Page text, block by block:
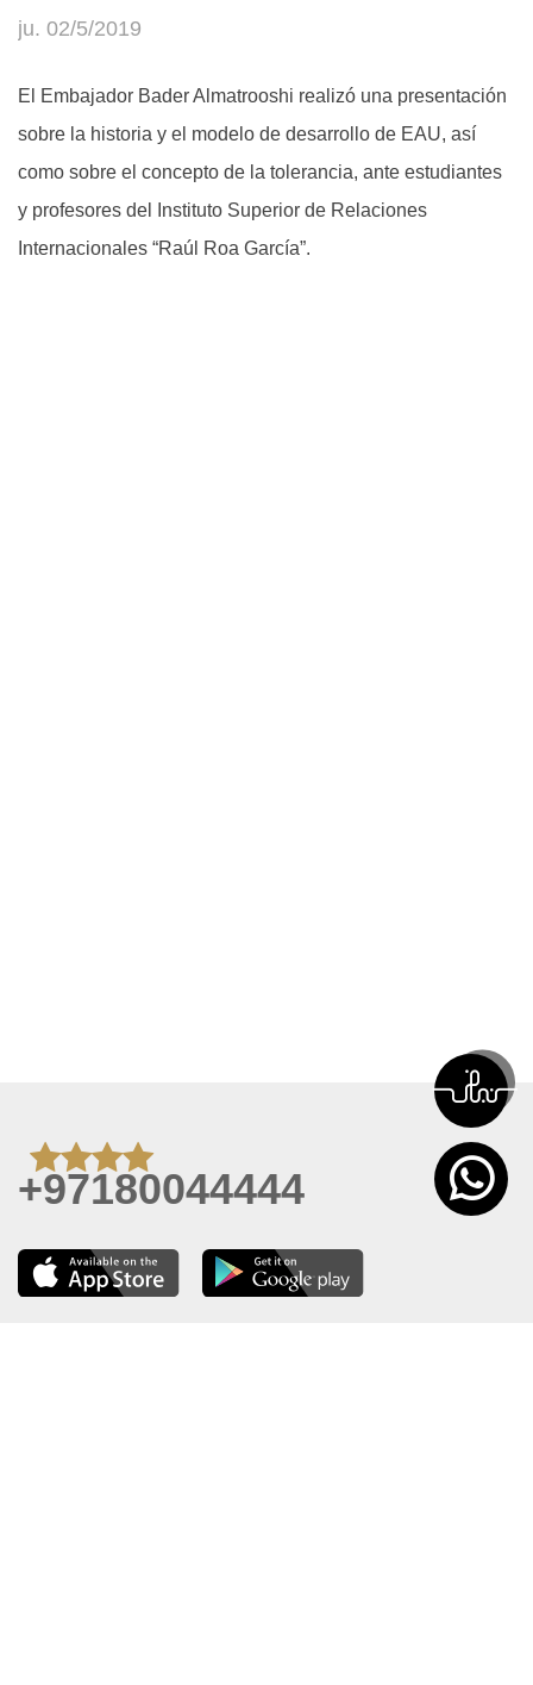
ju. 02/5/2019
El Embajador Bader Almatrooshi realizó una presentación
sobre la historia y el modelo de desarrollo de EAU, así
como sobre el concepto de la tolerancia, ante estudiantes
y profesores del Instituto Superior de Relaciones
Internacionales “Raúl Roa García”.
+97180044444